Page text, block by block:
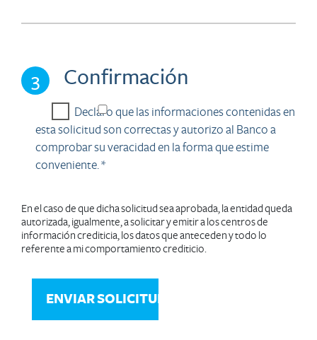
3 Confirmación
Declaro que las informaciones contenidas en
esta solicitud son correctas y autorizo al Banco a
comprobar su veracidad en la forma que estime
conveniente. *
En el caso de que dicha solicitud sea aprobada, la entidad queda
autorizada, igualmente, a solicitar y emitir a los centros de
información crediticia, los datos que anteceden y todo lo
referente a mi comportamiento crediticio.